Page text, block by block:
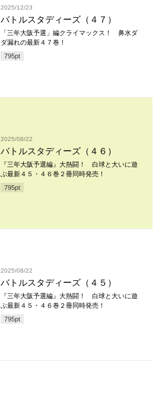
2025/12/23
バトルスタディーズ（４７）
「三年大阪予選」編クライマックス！ 鼻水ダ
ダ漏れの最新４７巻！
795pt
2025/08/22
バトルスタディーズ（４６）
『三年大阪予選編』大熱闘！ 白球と大いに遊
ぶ最新４５・４６巻２冊同時発売！
795pt
2025/08/22
バトルスタディーズ（４５）
『三年大阪予選編』大熱闘！ 白球と大いに遊
ぶ最新４５・４６巻２冊同時発売！
795pt